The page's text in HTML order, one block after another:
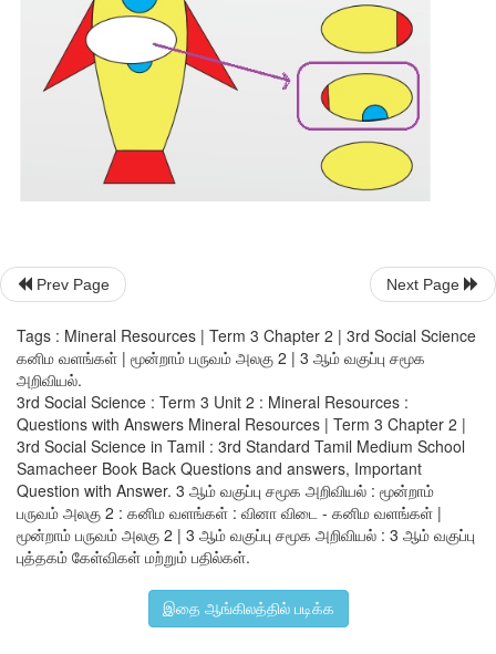
செயல்பாடு
கோடிட்ட இடங்களை நிரப்புக.
Prev Page Next Page
Tags : Mineral Resources | Term 3 Chapter 2 | 3rd Social Science
கனிம வளங்கள் | மூன்றாம் பருவம் அலகு 2 | 3 ஆம் வகுப்பு சமூக
அறிவியல்.
3rd Social Science : Term 3 Unit 2 : Mineral Resources :
Questions with Answers Mineral Resources | Term 3 Chapter 2 |
3rd Social Science in Tamil : 3rd Standard Tamil Medium School
Samacheer Book Back Questions and answers, Important
Question with Answer. 3 ஆம் வகுப்பு சமூக அறிவியல் : மூன்றாம்
பருவம் அலகு 2 : கனிம வளங்கள் : வினா விடை - கனிம வளங்கள் |
மூன்றாம் பருவம் அலகு 2 | 3 ஆம் வகுப்பு சமூக அறிவியல் : 3 ஆம் வகுப்பு
புத்தகம் கேள்விகள் மற்றும் பதில்கள்.
இதை ஆங்கிலத்தில் படிக்க